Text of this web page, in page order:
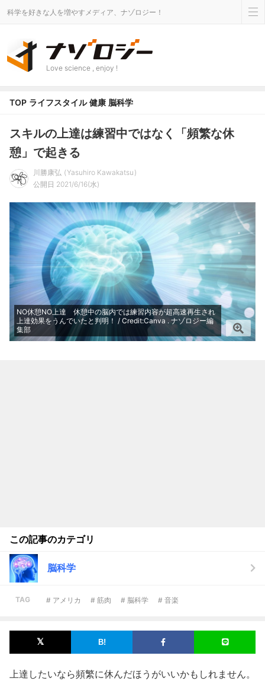
科学を好きな人を増やすメディア、ナゾロジー！
Love science , enjoy !
TOP ライフスタイル 健康 脳科学
スキルの上達は練習中ではなく「頻繁な休
憩」で起きる
川勝康弘
Yasuhiro Kawakatsu
公開日 2021/6/16(水)
NO休憩NO上達 休憩中の脳内では練習内容が超高速再生され
上達効果をうんでいたと判明！ / Credit:Canva . ナゾロジー編
集部
この記事のカテゴリ
脳科学
TAG # アメリカ # 筋肉 # 脳科学 # 音楽
上達したいなら頻繁に休んだほうがいいかもしれません。